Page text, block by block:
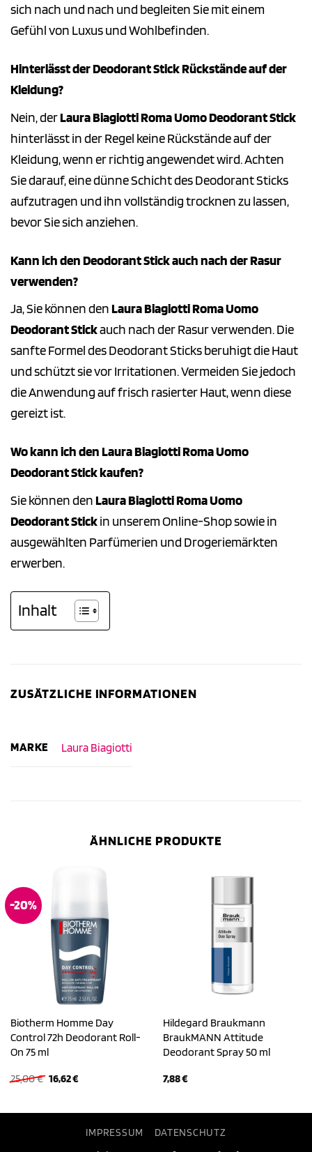
sich nach und nach und begleiten Sie mit einem
Gefühl von Luxus und Wohlbefinden.
Hinterlässt der Deodorant Stick Rückstände auf der
Kleidung?
Nein, derLaura Biagiotti Roma Uomo Deodorant Stick
hinterlässt in der Regel keine Rückstände auf der
Kleidung, wenn er richtig angewendet wird. Achten
Sie darauf, eine dünne Schicht des Deodorant Sticks
aufzutragen und ihn vollständig trocknen zu lassen,
bevor Sie sich anziehen.
Kann ich den Deodorant Stick auch nach der Rasur
verwenden?
Ja, Sie können denLaura Biagiotti Roma Uomo
Deodorant Stickauch nach der Rasur verwenden. Die
sanfte Formel des Deodorant Sticks beruhigt die Haut
und schützt sie vor Irritationen. Vermeiden Sie jedoch
die Anwendung auf frisch rasierter Haut, wenn diese
gereizt ist.
Wo kann ich den Laura Biagiotti Roma Uomo
Deodorant Stick kaufen?
Sie können denLaura Biagiotti Roma Uomo
Deodorant Stickin unserem Online-Shop sowie in
ausgewählten Parfümerien und Drogeriemärkten
erwerben.
Inhalt
ZUSÄTZLICHE INFORMATIONEN
MARKE Laura Biagiotti
ÄHNLICHE PRODUKTE
-20%
Biotherm Homme Day
Control 72h Deodorant Roll-
On 75 ml
25,00€ Ursprünglicher
25,00 €
16,62€Aktueller
16,62 €.
Hildegard Braukmann
BraukMANN Attitude
Deodorant Spray 50 ml
7,88€
IMPRESSUM DATENSCHUTZ